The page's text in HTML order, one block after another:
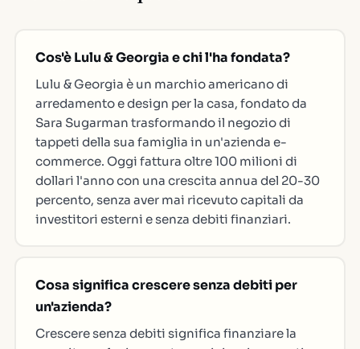
Cos'è Lulu & Georgia e chi l'ha fondata?
Lulu & Georgia è un marchio americano di
arredamento e design per la casa, fondato da
Sara Sugarman trasformando il negozio di
tappeti della sua famiglia in un'azienda e-
commerce. Oggi fattura oltre 100 milioni di
dollari l'anno con una crescita annua del 20-30
percento, senza aver mai ricevuto capitali da
investitori esterni e senza debiti finanziari.
Cosa significa crescere senza debiti per
un'azienda?
Crescere senza debiti significa finanziare la